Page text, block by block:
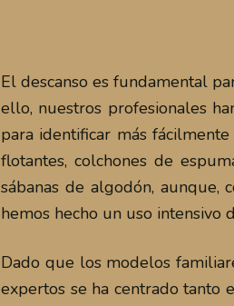
El descanso es fundamental
ello, nuestros profesionales
para identificar más
flotantes, colchones de
sábanas de algodón, aunque,
hemos hecho un uso intensivo
Dado que los modelos
expertos se ha centrado tanto